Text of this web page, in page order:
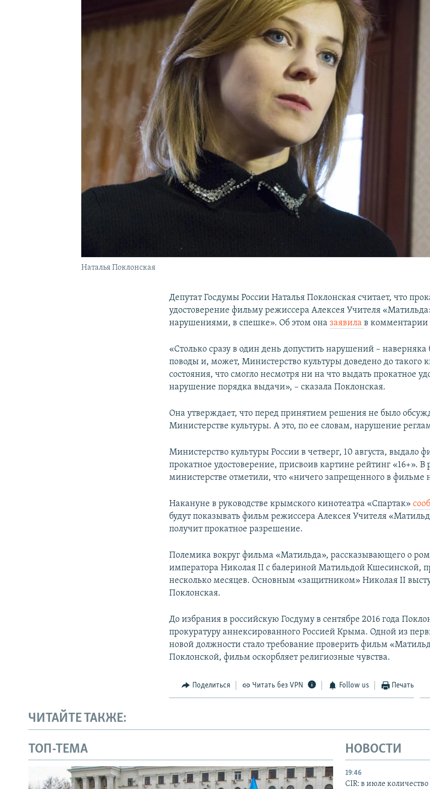
Наталья Поклонская
Депутат Госдумы России Наталья Поклонская считает, что
удостоверение фильму режиссера Алексея Учителя
нарушениями, в спешке». Об этом оназаявилав комментарии
«Столько сразу в один день допустить нарушений – наверняка
поводы и, может, Министерство культуры доведено до такого
состояния, что смогло несмотря ни на что выдать прокатное
нарушение порядка выдачи», – сказала Поклонская.
Она утверждает, что перед принятием решения не было
Министерстве культуры. А это, по ее словам, нарушение
Министерство культуры России в четверг, 10 августа, выдало
прокатное удостоверение, присвоив картине рейтинг «16+». В
министерстве отметили, что «ничего запрещенного в фильме
Накануне в руководстве крымского кинотеатра «Спартак»
будут показывать фильм режиссера Алексея Учителя
получит прокатное разрешение.
Полемика вокруг фильма «Матильда», рассказывающего о
императора Николая II с балериной Матильдой Кшесинской,
несколько месяцев. Основным «защитником» Николая II
Поклонская.
До избрания в российскую Госдуму в сентябре 2016 года
прокуратуру аннексированного Россией Крыма. Одной из
новой должности стало требование проверить фильм
Поклонской, фильм оскорбляет религиозные чувства.
Поделиться Читать без VPN Follow us Печать
ЧИТАЙТЕ ТАКЖЕ:
ТОП-ТЕМА НОВОСТИ
19:46
CIR: в июле